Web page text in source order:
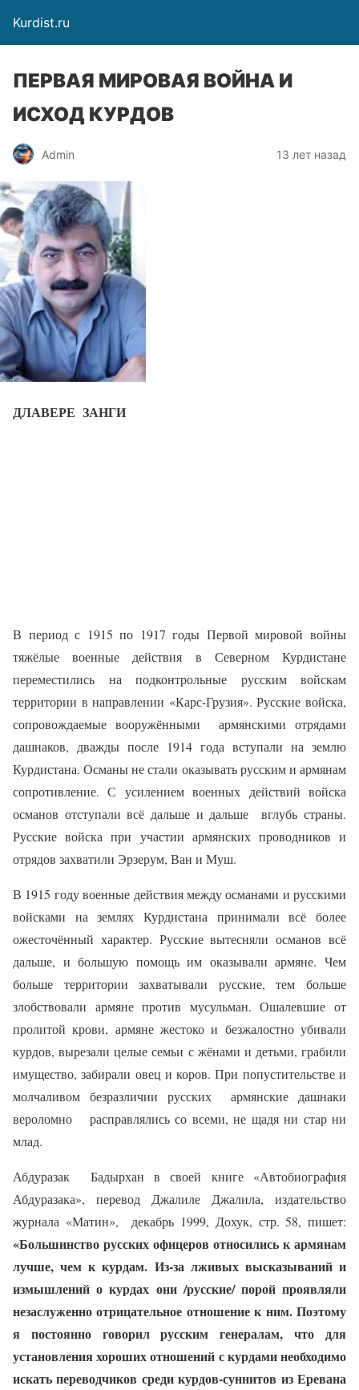
Kurdist.ru
ПЕРВАЯ МИРОВАЯ ВОЙНА И
ИСХОД КУРДОВ
Admin 13 лет назад
ДЛАВЕРЕ ЗАНГИ
В период с 1915 по 1917 годы Первой мировой войны
тяжёлые военные действия в Северном Курдистане
переместились на подконтрольные русским войскам
территории в направлении «Карс-Грузия». Русские войска,
сопровождаемые вооружёнными
армянскими отрядами
дашнаков, дважды после 1914 года вступали на землю
Курдистана. Османы не стали оказывать русским и армянам
сопротивление. С усилением военных действий войска
османов отступали всё дальше и дальше
вглубь страны.
Русские войска при участии армянских проводников и
отрядов захватили Эрзерум, Ван и Муш.
В 1915 году военные действия между османами и русскими
войсками на землях Курдистана принимали всё более
ожесточённый характер. Русские вытесняли османов всё
дальше, и большую помощь им оказывали армяне. Чем
больше территории захватывали русские, тем больше
злобствовали армяне против мусульман. Ошалевшие от
пролитой крови, армяне жестоко и безжалостно убивали
курдов, вырезали целые семьи с жёнами и детьми, грабили
имущество, забирали овец и коров. При попустительстве и
молчаливом безразличии русских
армянские дашнаки
вероломно
расправлялись со всеми, не щадя ни стар ни
млад.
Абдуразак
Бадырхан в своей книге «Автобиография
Абдуразака», перевод Джалиле Джалила, издательство
журнала «Матин»,
декабрь 1999, Дохук, стр. 58, пишет:
«Большинство русских офицеров относились к армянам
лучше, чем к курдам. Из-за лживых высказываний и
измышлений о курдах они /русские/ порой проявляли
незаслуженно отрицательное отношение к ним. Поэтому
я постоянно говорил русским генералам, что для
установления хороших отношений с курдами необходимо
искать переводчиков среди курдов-суннитов из Еревана